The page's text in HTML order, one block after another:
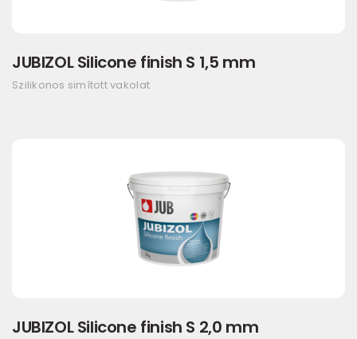
JUBIZOL Silicone finish S 1,5 mm
Szilikonos simított vakolat
JUBIZOL Silicone finish S 2,0 mm